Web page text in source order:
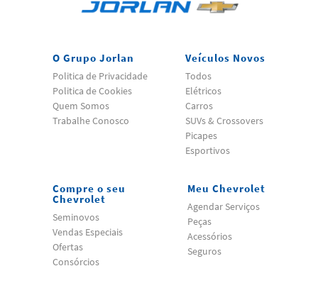
O Grupo Jorlan
Politica de Privacidade
Politica de Cookies
Quem Somos
Trabalhe Conosco
Veículos Novos
Todos
Elétricos
Carros
SUVs & Crossovers
Picapes
Esportivos
Compre o seu
Chevrolet
Seminovos
Vendas Especiais
Ofertas
Consórcios
Meu Chevrolet
Agendar Serviços
Peças
Acessórios
Seguros